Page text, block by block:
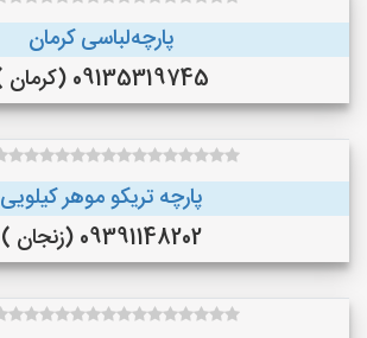
پارچه‌لباسی کرمان
09135319745 (کرمان )
پارچه تریکو موهر کیلویی
09391148202 (زنجان )